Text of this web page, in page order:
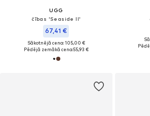
UGG
čības 'Seaside II'
67,41 €
Sākotnējā cena: 105,00 €
Pēdējā zemākā cena:55,93 €